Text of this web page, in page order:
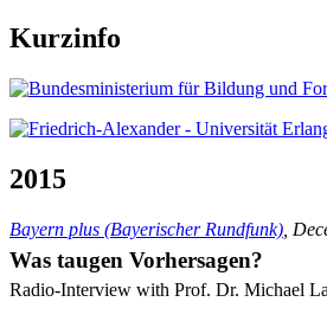
Kurzinfo
2015
Bayern plus (Bayerischer Rundfunk) ,
Was taugen Vorhersagen?
Radio-Interview with Prof. Dr. Michael